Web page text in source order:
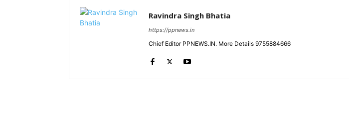
Ravindra Singh Bhatia
https://ppnews.in
Chief Editor PPNEWS.IN. More Details 9755884666